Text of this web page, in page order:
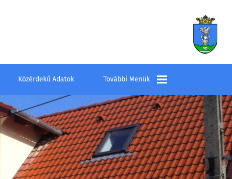
Közérdekű Adatok További Menük
Település
Elérhetőségek
Látnivalók